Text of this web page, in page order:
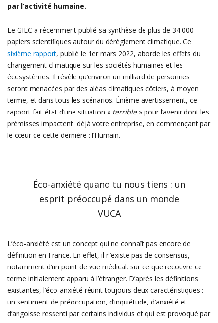
par l’activité humaine.
Le GIEC a récemment publié sa synthèse de plus de 34 000
papiers scientifiques autour du dérèglement climatique. Ce
sixième rapport, publié le 1er mars 2022, aborde les effets du
changement climatique sur les sociétés humaines et les
écosystèmes. Il révèle qu’environ un milliard de personnes
seront menacées par des aléas climatiques côtiers, à moyen
terme, et dans tous les scénarios. Énième avertissement, ce
rapport fait état d’une situation « terrible» pour l’avenir dont les
prémisses impactent déjà votre entreprise, en commençant par
le cœur de cette dernière : l’Humain.
Éco-anxiété quand tu nous tiens : un
esprit préoccupé dans un monde
VUCA
L’éco-anxiété est un concept qui ne connaît pas encore de
définition en France. En effet, il n’existe pas de consensus,
notamment d’un point de vue médical, sur ce que recouvre ce
terme initialement apparu à l’étranger. D’après les définitions
existantes, l’éco-anxiété réunit toujours deux caractéristiques :
un sentiment de préoccupation, d’inquiétude, d’anxiété et
d’angoisse ressenti par certains individus et qui est provoqué par